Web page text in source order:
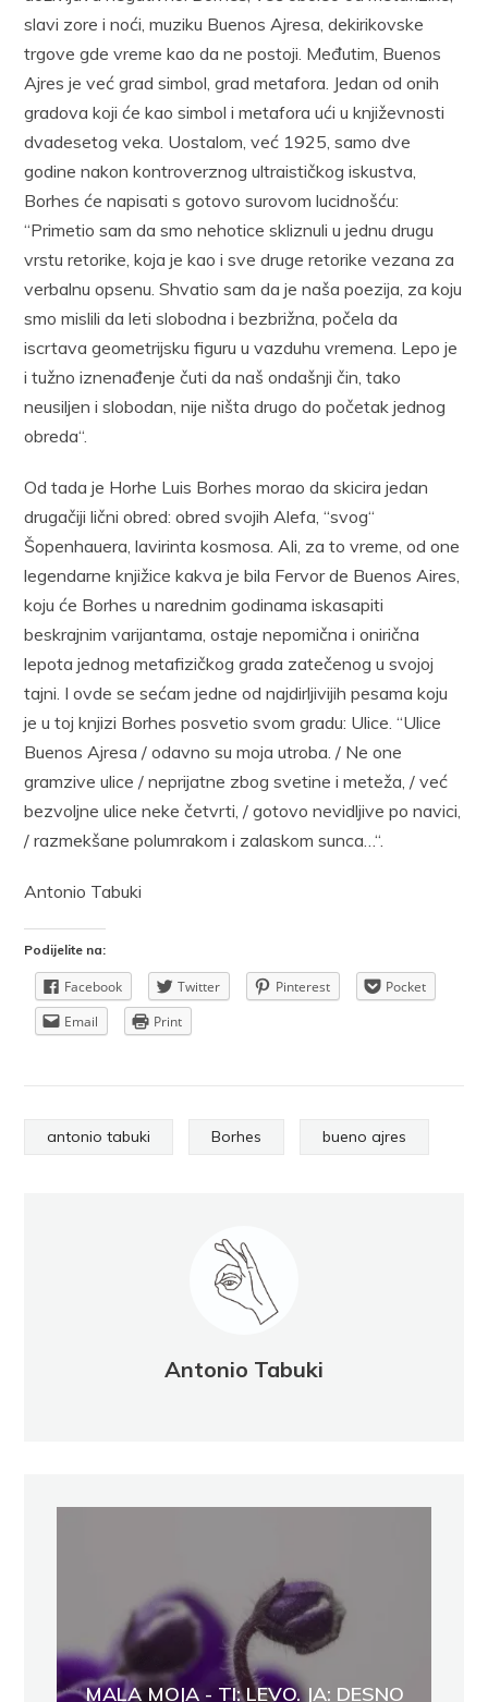
slavi zore i noći, muziku Buenos Ajresa, dekirikovske
trgove gde vreme kao da ne postoji. Međutim, Buenos
Ajres je već grad simbol, grad metafora. Jedan od onih
gradova koji će kao simbol i metafora ući u književnosti
dvadesetog veka. Uostalom, već 1925, samo dve
godine nakon kontroverznog ultraističkog iskustva,
Borhes će napisati s gotovo surovom lucidnošću:
“Primetio sam da smo nehotice skliznuli u jednu drugu
vrstu retorike, koja je kao i sve druge retorike vezana za
verbalnu opsenu. Shvatio sam da je naša poezija, za koju
smo mislili da leti slobodna i bezbrižna, počela da
iscrtava geometrijsku figuru u vazduhu vremena. Lepo je
i tužno iznenađenje čuti da naš ondašnji čin, tako
neusiljen i slobodan, nije ništa drugo do početak jednog
obreda“.
Od tada je Horhe Luis Borhes morao da skicira jedan
drugačiji lični obred: obred svojih Alefa, “svog“
Šopenhauera, lavirinta kosmosa. Ali, za to vreme, od one
legendarne knjižice kakva je bila Fervor de Buenos Aires,
koju će Borhes u narednim godinama iskasapiti
beskrajnim varijantama, ostaje nepomična i onirična
lepota jednog metafizičkog grada zatečenog u svojoj
tajni. I ovde se sećam jedne od najdirljivijih pesama koju
je u toj knjizi Borhes posvetio svom gradu: Ulice. “Ulice
Buenos Ajresa / odavno su moja utroba. / Ne one
gramzive ulice / neprijatne zbog svetine i meteža, / već
bezvoljne ulice neke četvrti, / gotovo nevidljive po navici,
/ razmekšane polumrakom i zalaskom sunca…“.
Antonio Tabuki
Podijelite na:
Facebook Twitter Pinterest
Pocket
Email
Print
antonio tabuki Borhes bueno ajres
Antonio Tabuki
MALA MOJA - TI: LEVO. JA: DESNO